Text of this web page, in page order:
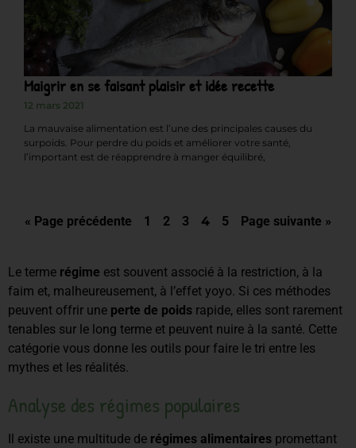
Maigrir en se faisant plaisir et idée recette
12 mars 2021
La mauvaise alimentation est l’une des principales causes du
surpoids. Pour perdre du poids et améliorer votre santé,
l’important est de réapprendre à manger équilibré,
« Page précédente 1 2 3 4 5 Page suivante »
Le terme régime est souvent associé à la restriction, à la
faim et, malheureusement, à l’effet yoyo. Si ces méthodes
peuvent offrir une perte de poids rapide, elles sont rarement
tenables sur le long terme et peuvent nuire à la santé. Cette
catégorie vous donne les outils pour faire le tri entre les
mythes et les réalités.
Analyse des régimes populaires
Il existe une multitude de régimes alimentaires promettant